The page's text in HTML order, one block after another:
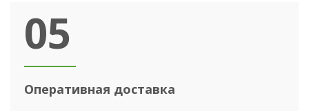
05
Оперативная доставка